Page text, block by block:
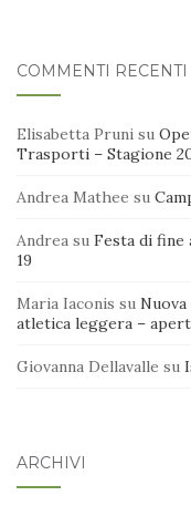
COMMENTI RECENTI
Elisabetta Pruni su
Trasporti – Stagione
Andrea Mathee su
Andrea su Festa di fine
19
Maria Iaconis su
atletica leggera –
Giovanna Dellavalle su
ARCHIVI